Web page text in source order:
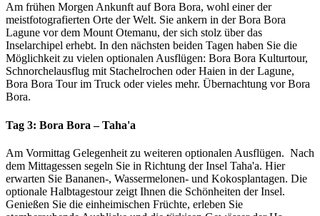
Am frühen Morgen Ankunft auf Bora Bora, wohl einer der
meistfotografierten Orte der Welt. Sie ankern in der Bora Bora
Lagune vor dem Mount Otemanu, der sich stolz über das
Inselarchipel erhebt. In den nächsten beiden Tagen haben Sie die
Möglichkeit zu vielen optionalen Ausflügen: Bora Bora Kulturtour,
Schnorchelausflug mit Stachelrochen oder Haien in der Lagune,
Bora Bora Tour im Truck oder vieles mehr. Übernachtung vor Bora
Bora.
Tag 3: Bora Bora – Taha'a
Am Vormittag Gelegenheit zu weiteren optionalen Ausflügen. Nach
dem Mittagessen segeln Sie in Richtung der Insel Taha'a. Hier
erwarten Sie Bananen-, Wassermelonen- und Kokosplantagen. Die
optionale Halbtagestour zeigt Ihnen die Schönheiten der Insel.
Genießen Sie die einheimischen Früchte, erleben Sie